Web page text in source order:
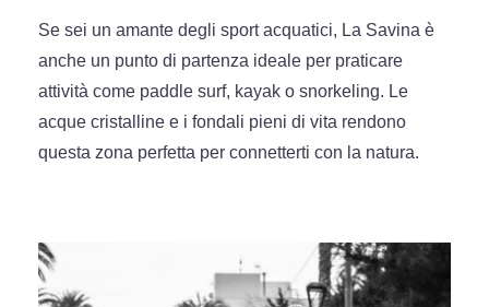
Se sei un amante degli sport acquatici, La Savina è
anche un punto di partenza ideale per praticare
attività come paddle surf, kayak o snorkeling. Le
acque cristalline e i fondali pieni di vita rendono
questa zona perfetta per connetterti con la natura.